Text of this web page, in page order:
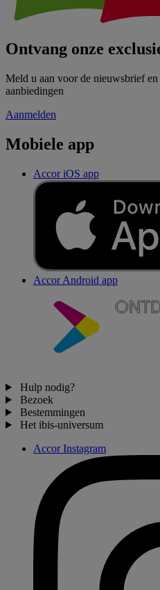
Ontvang onze
Meld u aan voor de nieuwsbrief en
aanbiedingen
Aanmelden
Mobiele app
Accor iOS app
Accor Android app
Hulp nodig?
Bezoek
Bestemmingen
Het ibis-universum
Accor Instagram